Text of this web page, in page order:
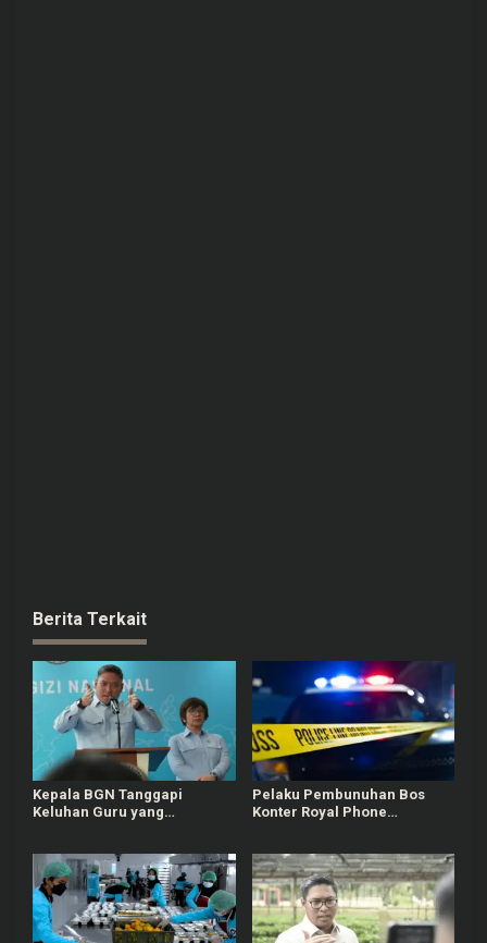
Berita Terkait
Kepala BGN Tanggapi
Keluhan Guru yang
Pelaku Pembunuhan Bos
Konter Royal Phone